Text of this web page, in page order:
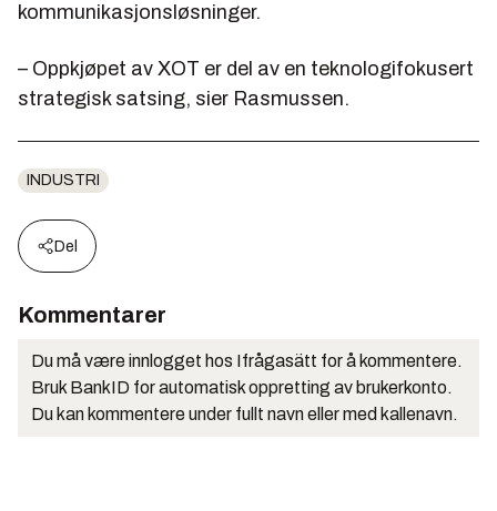
kommunikasjonsløsninger.
– Oppkjøpet av XOT er del av en teknologifokusert
strategisk satsing, sier Rasmussen.
INDUSTRI
Del
Kommentarer
Du må være innlogget hos Ifrågasätt for å kommentere.
Bruk BankID for automatisk oppretting av brukerkonto.
Du kan kommentere under fullt navn eller med kallenavn.